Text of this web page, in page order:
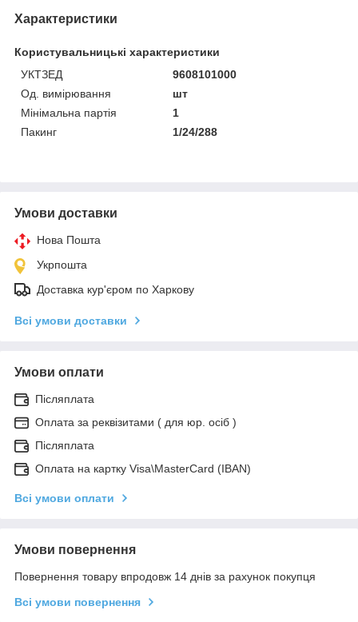
Характеристики
Користувальницькі характеристики
УКТЗЕД
9608101000
Од. вимірювання
шт
Мінімальна партія
1
Пакинг
1/24/288
Умови доставки
Нова Пошта
Укрпошта
Доставка кур'єром по Харкову
Всі умови доставки
Умови оплати
Післяплата
Оплата за реквізитами ( для юр. осіб )
Післяплата
Оплата на картку Visa\MasterCard (IBAN)
Всі умови оплати
Умови повернення
Повернення товару впродовж 14 днів за рахунок покупця
Всі умови повернення